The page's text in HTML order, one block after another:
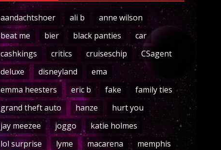
aandachtshoer ali b
anne wilson
beat me
bier black panties
car
cashkings
critics cruiseschip
CSagent
deluxe
disneyland
ema
emma heesters
eric b fake
family ties
grand theft auto
hanze
hurt you
jay meezee
joggo
katie holmes
lol surprise
lyme macarena
memphis